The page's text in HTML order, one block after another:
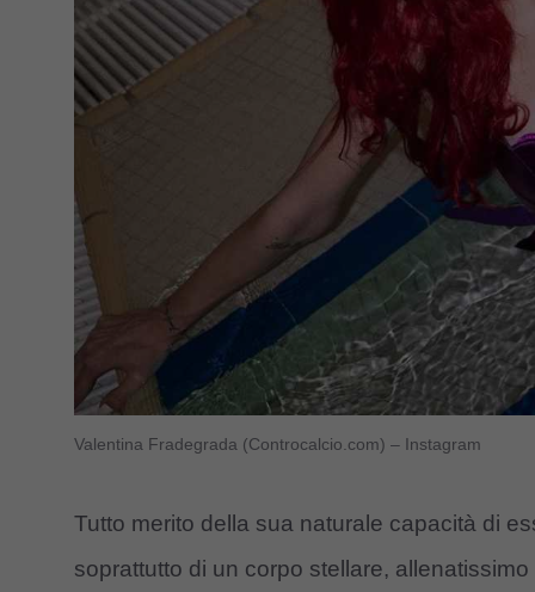
Valentina Fradegrada (Controcalcio.com) – Instagram
Tutto merito della sua naturale capacità di
soprattutto di un corpo stellare,